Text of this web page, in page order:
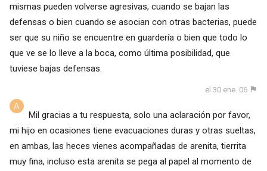
mismas pueden volverse agresivas, cuando se bajan las
defensas o bien cuando se asocian con otras bacterias, puede
ser que su niño se encuentre en guardería o bien que todo lo
que ve se lo lleve a la boca, como última posibilidad, que
tuviese bajas defensas.
el 30 ene. 06
Mil gracias a tu respuesta, solo una aclaración por favor,
mi hijo en ocasiones tiene evacuaciones duras y otras sueltas,
en ambas, las heces vienes acompañadas de arenita, tierrita
muy fina, incluso esta arenita se pega al papel al momento de